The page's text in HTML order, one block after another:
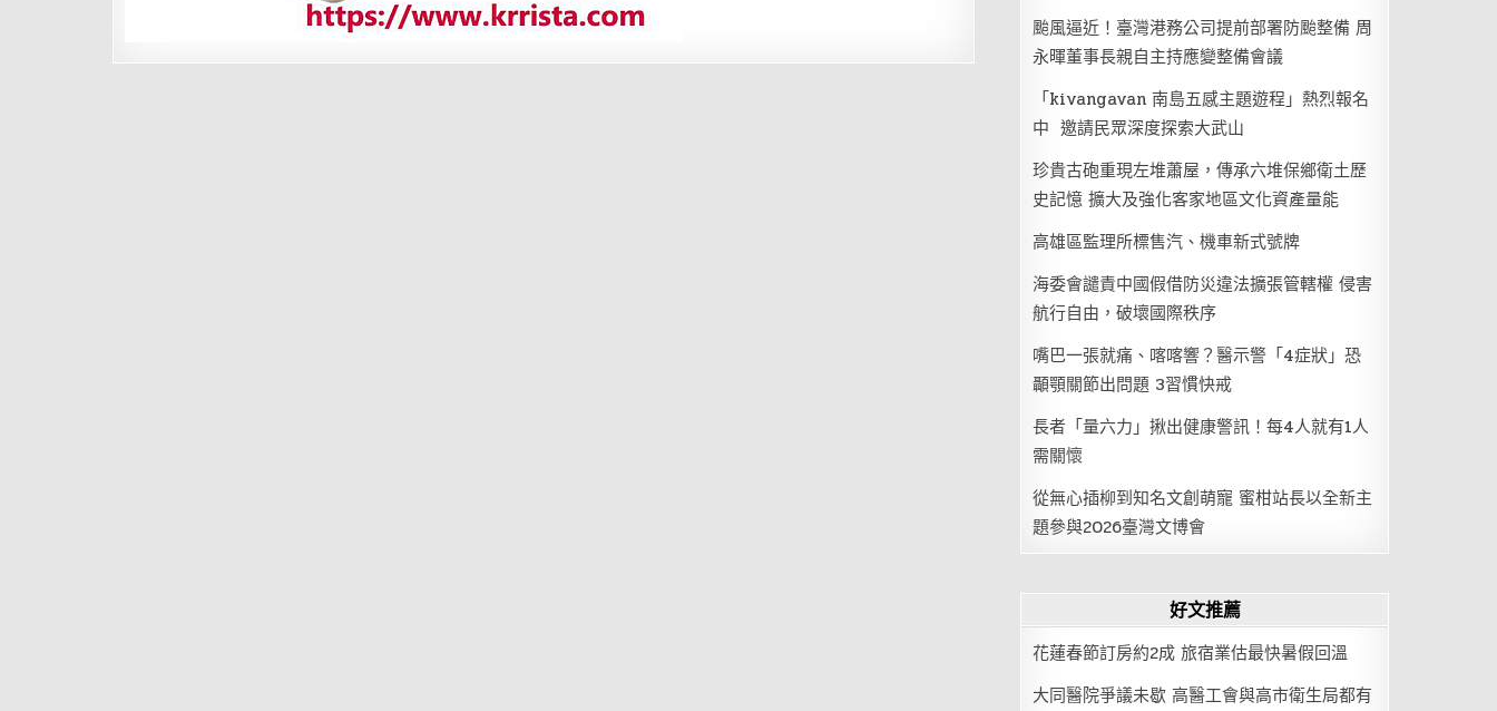
颱風逼近！臺灣港務公司提前部署防颱整備 周
永暉董事長親自主持應變整備會議
「kivangavan 南島五感主題遊程」熱烈報名
中 邀請民眾深度探索大武山
珍貴古砲重現左堆蕭屋，傳承六堆保鄉衛土歷
史記憶 擴大及強化客家地區文化資產量能
高雄區監理所標售汽、機車新式號牌
海委會譴責中國假借防災違法擴張管轄權 侵害
航行自由，破壞國際秩序
嘴巴一張就痛、喀喀響？醫示警「4症狀」恐
顳顎關節出問題 3習慣快戒
長者「量六力」揪出健康警訊！每4人就有1人
需關懷
從無心插柳到知名文創萌寵 蜜柑站長以全新主
題參與2026臺灣文博會
好文推薦
花蓮春節訂房約2成 旅宿業估最快暑假回溫
大同醫院爭議未歇 高醫工會與高市衛生局都有